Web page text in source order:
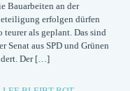
Bauarbeiten an der
erfolgen dürfen
als geplant. Das sind
Senat aus SPD und Grünen
Der[…]